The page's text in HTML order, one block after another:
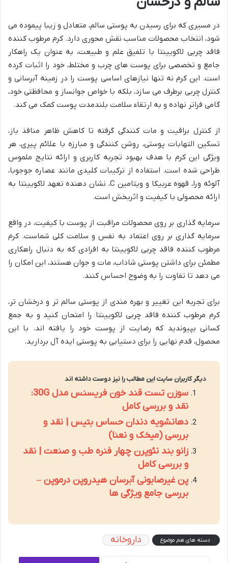
در مسیری که برای رسیدن به پوستی سالم، متعادل و زیبا پیموده می
شود، انتخاب محصولات مناسب نقش محوری دارد. کرم مرطوب کننده
فاقد چربی لاکویینتا با تلفیق علم و طبیعت، به عنوان یک راهکار
جامع و تخصصی برای پوست های چرب و مختلط، خود را اثبات کرده
است. این کرم نه تنها نیازهای اساسی پوست را در زمینه آبرسانی و
کنترل چربی برطرف می سازد، بلکه با خواص جوانساز و محافظتی خود،
گامی فراتر نهاده و به ارتقاء سلامت بلندمدت پوست کمک می کند.
از کنترل براقیت و مات کنندگی گرفته تا کاهش ظاهر منافذ باز،
تسکین التهابات پوستی، روشن کنندگی و مبارزه با علائم پیری، هر
ویژگی این کرم با هدف بهبود تجربه کاربری و ارائه نتایج ملموس
طراحی شده است. استفاده از ترکیبات کلیدی مانند عصاره جوجوبا،
آلوئه ورا، قهوه عربیکا و ویتامین C، نشان دهنده تعهد لاکویینتا به
ارائه محصولی با کیفیت و اثربخش است.
سرمایه گذاری بر روی محصولات مراقبت از پوست با کیفیت، در واقع
سرمایه گذاری بر روی اعتماد به نفس و سلامت کلی شماست. کرم
مرطوب کننده فاقد چربی لاکویینتا به افرادی که به دنبال راهکاری
مطمئن برای داشتن پوستی شاداب، مات و جوان هستند، این امکان را
می دهد تا تفاوت را به وضوح احساس کنند.
برای تجربه این تغییر و بهره مندی از پوستی سالم تر و درخشان تر،
کرم مرطوب کننده فاقد چربی لاکویینتا را امتحان کنید و به جمع
کسانی بپیوندید که رضایت از پوست خود را یافته اند. با این
محصول، قدم نهایی را برای دستیابی به پوستی ایده آل بردارید.
دیگر کاربران سایت این مطالب را نیز دوست داشته اند
سوزن تست قند خون فریسنس مدل 30G:
نقد و بررسی کامل
دهانشویه دندان حساس بتیس | نقد و
بررسی (میخک و نعنا)
زانو بند نئوپرن چهار فنره طب و صنعت | نقد
و بررسی کامل
پن غیرصابونی آبرسان هیدروپن درموپن –
بررسی جامع ویژگی ها
دسته های هم موضوع داروخانه